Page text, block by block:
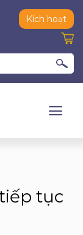
Kích hoạt
tục